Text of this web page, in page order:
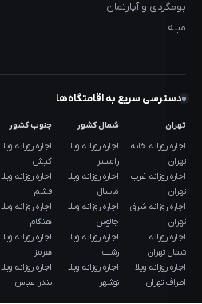
بومگردی و آپارتمان
مبله
دسترسی سریع به اقامتگاه‌ها
تهران
اجاره روزانه خانه
تهران
اجاره روزانه غرب
تهران
اجاره روزانه شرق
تهران
اجاره روزانه
شمال تهران
اجاره روزانه ویلا
اطراف تهران
شمال کشور
اجاره روزانه ویلا
رامسر
اجاره روزانه ویلا
ماسال
اجاره روزانه ویلا
چالوس
اجاره روزانه ویلا
رشت
اجاره روزانه ویلا
نوشهر
جنوب کشور
اجاره روزانه ویلا
کیش
اجاره روزانه ویلا
قشم
اجاره روزانه ویلا
هنگام
اجاره روزانه ویلا
هرمز
اجاره روزانه ویلا
بندر عباس